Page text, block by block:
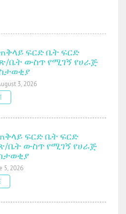
ፍርድ ቤት ፍርድ
ቤት ውስጥ የሚገኝ የሀራጅ
3, 2026
ፍርድ ቤት ፍርድ
ቤት ውስጥ የሚገኝ የሀራጅ
5, 2026